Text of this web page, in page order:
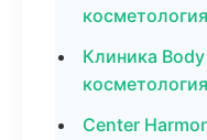
Клиника
Center